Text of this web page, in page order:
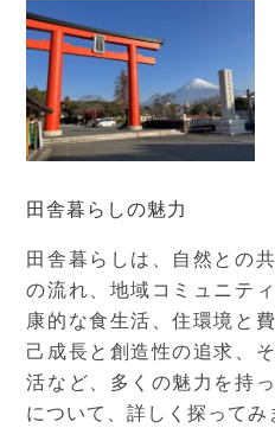
田舎暮らしの魅力
田舎暮らしは、自然との
の流れ、地域コミュニテ
康的な食生活、住環境と
己成長と創造性の追求、
活など、多くの魅力を持
について、詳しく探ってみ